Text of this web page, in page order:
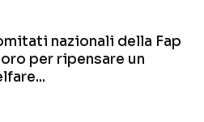
nazionali della Fap
per ripensare un